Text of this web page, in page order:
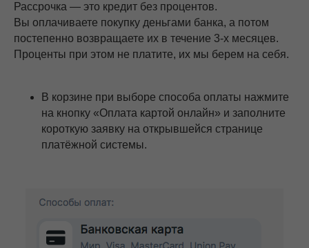
Рассрочка — это кредит без процентов.
Вы оплачиваете покупку деньгами банка, а потом
постепенно возвращаете их в течение 3-х месяцев.
Проценты при этом не платите, их мы берем на себя.
В корзине при выборе способа оплаты нажмите
на кнопку «Оплата картой онлайн» и заполните
короткую заявку на открывшейся странице
платёжной системы.